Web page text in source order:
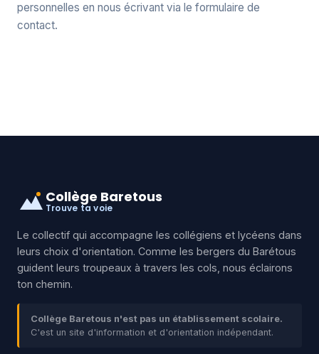
personnelles en nous écrivant via le formulaire de
contact.
Collège Baretous
Trouve ta voie
Le collectif qui accompagne les collégiens et lycéens dans
leurs choix d'orientation. Comme les bergers du Barétous
guident leurs troupeaux à travers les cols, nous éclairons
ton chemin.
Collège Baretous n'est pas un établissement scolaire.
C'est un site d'information et d'orientation indépendant.